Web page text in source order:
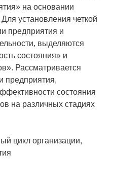
на основании
установления четкой
предприятия и
выделяются
состояния» и
Рассматривается
предприятия,
состояния
на различных стадиях
цикл организации,